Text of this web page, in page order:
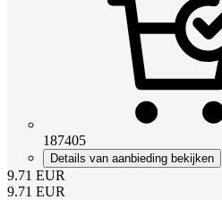
187405
Details van aanbieding bekijken
9.71 EUR
9.71 EUR